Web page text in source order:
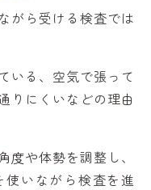
がら受ける検査では
いる、空気で張って
りにくいなどの理由
や体勢を調整し、
いながら検査を進